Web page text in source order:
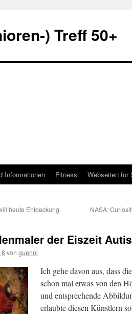
) Treff 50+
Informationen Fitness Webseiten für
heute Entdeckung
NASA:
der Eiszeit
von guenni
Ich gehe davon aus, dass
schon mal etwas von den
und entsprechende
erlaubte diesen Künstlern